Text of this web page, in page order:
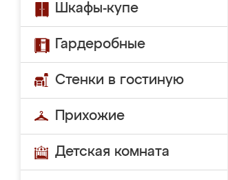
Шкафы-купе
Гардеробные
Стенки в гостиную
Прихожие
Детская комната